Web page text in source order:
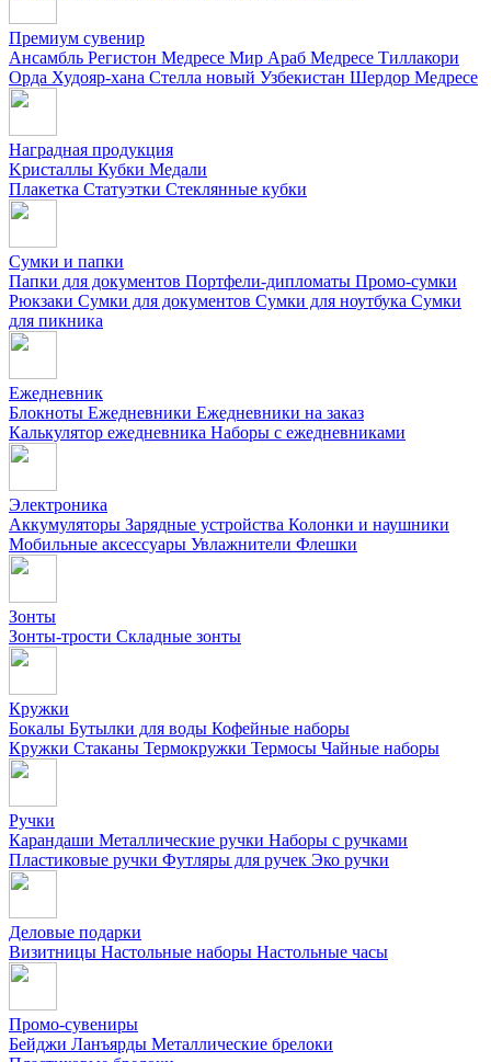
Премиум сувенир
Ансамбль Регистон Медресе Мир Араб Медресе Тиллакори
Орда Худояр-хана Стелла новый Узбекистан Шердор Медресе
Наградная продукция
Kристаллы Кубки Медали
Плакетка Статуэтки Стеклянные кубки
Сумки и папки
Папки для документов Портфели-дипломаты Промо-сумки
Рюкзаки Сумки для документов Сумки для ноутбука Сумки
для пикника
Ежедневник
Блокноты Ежедневники Ежедневники на заказ
Калькулятор ежедневника Наборы с ежедневниками
Электроника
Аккумуляторы Зарядные устройства Колонки и наушники
Мобильные аксессуары Увлажнители Флешки
Зонты
Зонты-трости Складные зонты
Кружки
Бокалы Бутылки для воды Кофейные наборы
Кружки Стаканы Термокружки Термосы Чайные наборы
Ручки
Карандаши Металлические ручки Наборы с ручками
Пластиковые ручки Футляры для ручек Эко ручки
Деловые подарки
Визитницы Настольные наборы Настольные часы
Промо-сувениры
Бейджи Ланъярды Металлические брелоки